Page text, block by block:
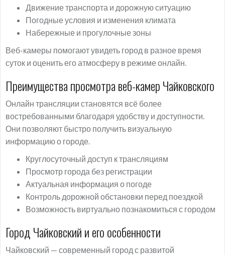
Движение транспорта и дорожную ситуацию
Погодные условия и изменения климата
Набережные и прогулочные зоны
Веб-камеры помогают увидеть город в разное время
суток и оценить его атмосферу в режиме онлайн.
Преимущества просмотра веб-камер Чайковского
Онлайн трансляции становятся всё более
востребованными благодаря удобству и доступности.
Они позволяют быстро получить визуальную
информацию о городе.
Круглосуточный доступ к трансляциям
Просмотр города без регистрации
Актуальная информация о погоде
Контроль дорожной обстановки перед поездкой
Возможность виртуально познакомиться с городом
Город Чайковский и его особенности
Чайковский — современный город с развитой